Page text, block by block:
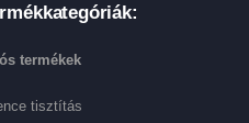
termékek
tisztítás